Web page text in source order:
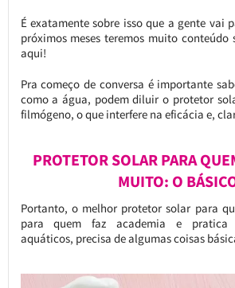
É exatamente sobre isso que a gente vai
próximos meses teremos muito conteúdo
aqui!
Pra começo de conversa é importante
como a água, podem diluir o protetor
filmógeno, o que interfere na eficácia e,
PROTETOR SOLAR PARA
MUITO: O
Portanto, o melhor protetor solar para
para quem faz academia e pratica
aquáticos, precisa de algumas coisas